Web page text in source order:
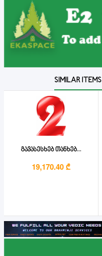
SIMILAR ITEMS
გავასესხებ თანხებ...
19,170.40 ₾